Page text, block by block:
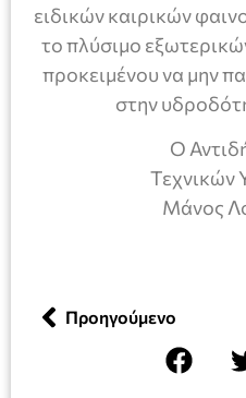
ειδικών καιρικών
το πλύσιμο
προκειμένου να μην
στην
Ο
Τεχνικών
Μάνος
Προηγούμενο